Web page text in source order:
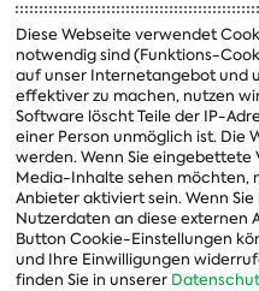
Diese Webseite verwendet
notwendig sind (Funktions-
auf unser Internetangebot und
effektiver zu machen, nutzen
Software löscht Teile der IP-
einer Person unmöglich ist. Die
werden. Wenn Sie eingebettete
Media-Inhalte sehen möchten,
Anbieter aktiviert sein. Wenn
Nutzerdaten an diese externen
Button Cookie-Einstellungen
und Ihre Einwilligungen
finden Sie in unserer